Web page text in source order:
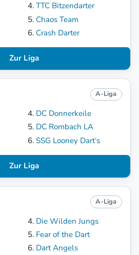
TTC Bitzendarter
Chaos Team
Crash Darter
Zur Liga
A-Liga
DC Donnerkeile
DC Rombach LA
SSG Looney Dart‘s
Zur Liga
A-Liga
Die Wilden Jungs
Fear of the Dart
Dart Angels